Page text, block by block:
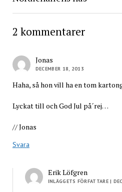
2 kommentarer
Jonas
DECEMBER 18, 2013
Haha, så hon vill ha en tom
Lyckat till och God Jul på´rej…
// Jonas
Svara
Erik Löfgren
INLÄGGETS FÖRFATTARE|